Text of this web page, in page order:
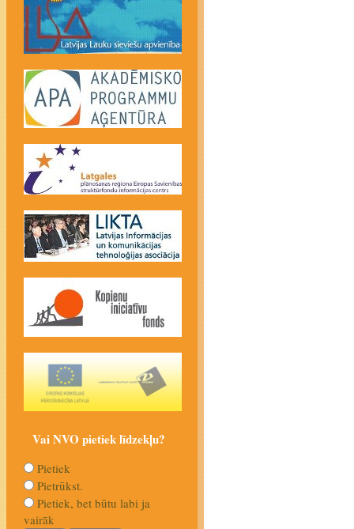
Vai NVO pietiek līdzekļu?
Pietiek
Pietrūkst.
Pietiek, bet būtu labi ja
vairāk